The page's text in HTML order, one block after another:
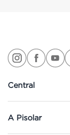
Central
A Pisolar